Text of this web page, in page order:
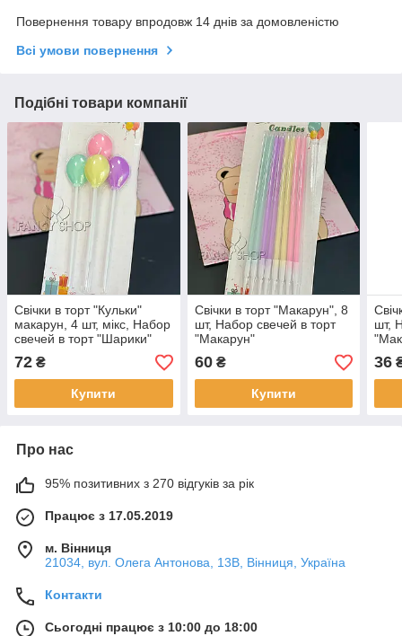
Повернення товару впродовж 14 днів за домовленістю
Всі умови повернення
Подібні товари компанії
Свічки в торт "Кульки"
макарун, 4 шт, мікс, Набор
свечей в торт "Шарики"
72 ₴
Купити
Свічки в торт "Макарун", 8
шт, Набор свечей в торт
"Макарун"
60₴
Купити
шт,
36
Про нас
95% позитивних з 270 відгуків за рік
Працює з 17.05.2019
м. Вінниця
21034, вул. Олега Антонова, 13В, Вінниця, Україна
Контакти
Сьогодні працює з 10:00 до 18:00